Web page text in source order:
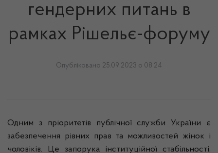
гендерних питань в
рамках Рішельє-форуму
Опубліковано 25.09.2023 о 08:24
Одним з пріоритетів публічної служби України є
забезпечення рівних прав та можливостей жінок і
чоловіків. Це запорука інституційної стабільності,